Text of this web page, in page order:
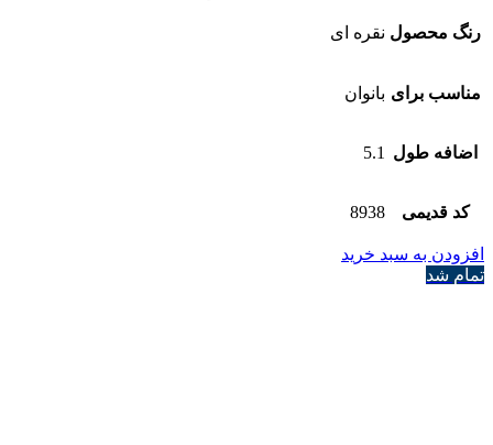
رنگ محصول نقره ای
مناسب برای بانوان
اضافه طول 5.1
کد قدیمی 8938
افزودن به سبد خرید
تمام شد